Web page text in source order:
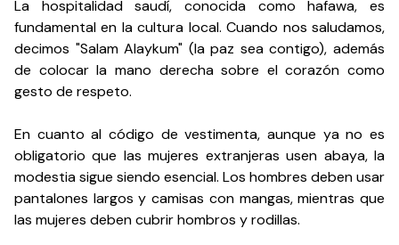
La hospitalidad saudí, conocida como hafawa, es
fundamental en la cultura local. Cuando nos saludamos,
decimos "Salam Alaykum" (la paz sea contigo), además
de colocar la mano derecha sobre el corazón como
gesto de respeto.
En cuanto al código de vestimenta, aunque ya no es
obligatorio que las mujeres extranjeras usen abaya, la
modestia sigue siendo esencial. Los hombres deben usar
pantalones largos y camisas con mangas, mientras que
las mujeres deben cubrir hombros y rodillas.